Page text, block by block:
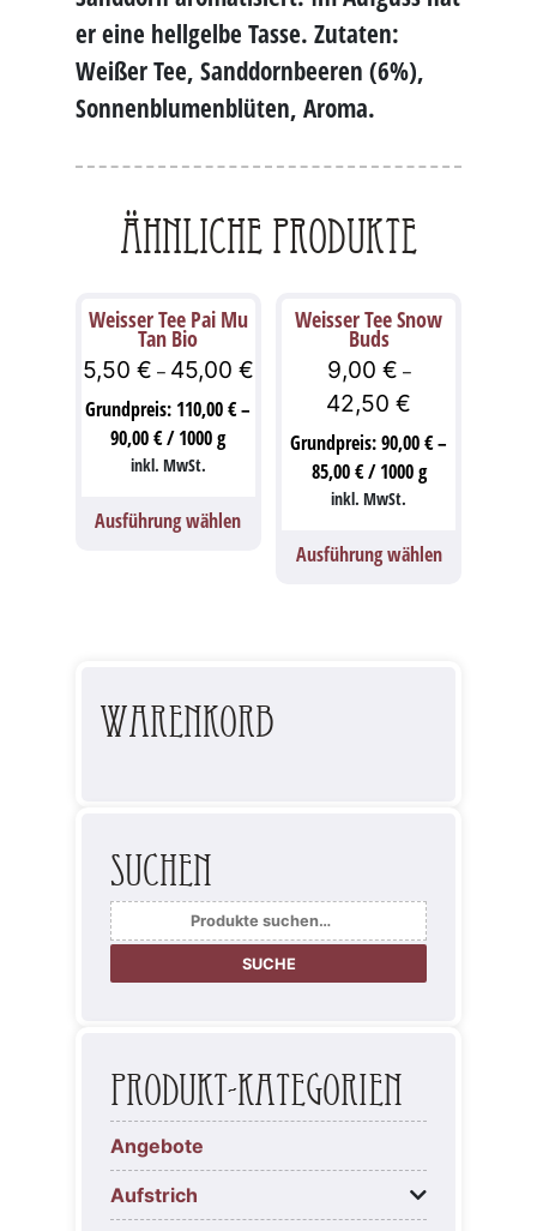
er eine hellgelbe Tasse. Zutaten:
Weißer Tee, Sanddornbeeren (6%),
Sonnenblumenblüten, Aroma.
Ähnliche Produkte
Weisser Tee Pai Mu
Tan Bio
5,50 € – 45,00 €
Grundpreis: 110,00€–
90,00€/1000g
inkl. MwSt.
Ausführung wählen
Weisser Tee Snow
Buds
9,00 € –
42,50€
Grundpreis:90,00€–
85,00€/1000g
inkl. MwSt.
Ausführung wählen
Warenkorb
Suchen
Suche
nach:
SUCHE
Produkt-Kategorien
Angebote
Aufstrich